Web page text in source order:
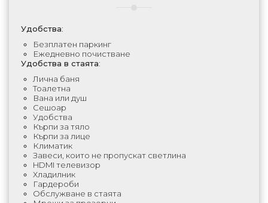
Удобства:
Безплатен паркинг
Ежедневно почистване
Удобства в стаята:
Лична баня
Тоалетна
Вана или душ
Сешоар
Удобства
Кърпи за тяло
Кърпи за лице
Климатик
Завеси, които не пропускат светлина
HDMI телевизор
Хладилник
Гардероби
Обслужване в стаята